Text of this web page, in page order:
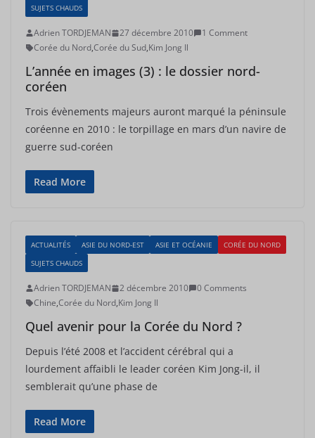
SUJETS CHAUDS
Adrien TORDJEMAN 27 décembre 2010
1 Comment
Corée du Nord,Corée du Sud,Kim Jong Il
L’année en images (3) : le dossier nord-
coréen
Trois évènements majeurs auront marqué la péninsule
coréenne en 2010 : le torpillage en mars d’un navire de
guerre sud-coréen
Read More
ACTUALITÉS ASIE DU NORD-EST ASIE ET OCÉANIE
CORÉE DU NORD
SUJETS CHAUDS
Adrien TORDJEMAN 2 décembre 2010
0 Comments
Chine,Corée du Nord,Kim Jong Il
Quel avenir pour la Corée du Nord ?
Depuis l’été 2008 et l’accident cérébral qui a
lourdement affaibli le leader coréen Kim Jong-il, il
semblerait qu’une phase de
Read More